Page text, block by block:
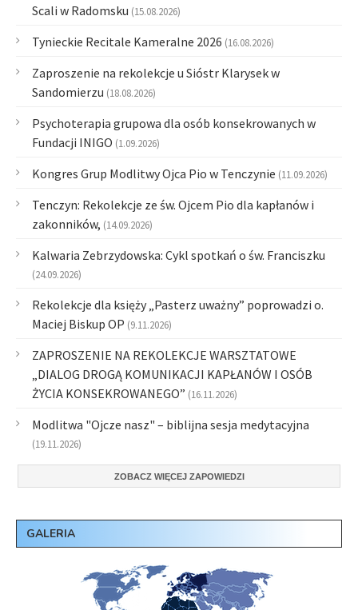
Scali w Radomsku (15.08.2026)
Tynieckie Recitale Kameralne 2026 (16.08.2026)
Zaproszenie na rekolekcje u Sióstr Klarysek w
Sandomierzu (18.08.2026)
Psychoterapia grupowa dla osób konsekrowanych w
Fundacji INIGO (1.09.2026)
Kongres Grup Modlitwy Ojca Pio w Tenczynie (11.09.2026)
Tenczyn: Rekolekcje ze św. Ojcem Pio dla kapłanów i
zakonników, (14.09.2026)
Kalwaria Zebrzydowska: Cykl spotkań o św. Franciszku
(24.09.2026)
Rekolekcje dla księży „Pasterz uważny” poprowadzi o.
Maciej Biskup OP (9.11.2026)
ZAPROSZENIE NA REKOLEKCJE WARSZTATOWE
„DIALOG DROGĄ KOMUNIKACJI KAPŁANÓW I OSÓB
ŻYCIA KONSEKROWANEGO” (16.11.2026)
Modlitwa "Ojcze nasz" – biblijna sesja medytacyjna
(19.11.2026)
ZOBACZ WIĘCEJ ZAPOWIEDZI
GALERIA